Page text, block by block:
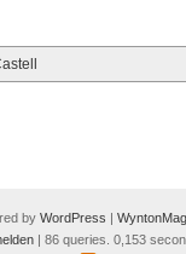
by WordPress |
| 86 queries. 0,153